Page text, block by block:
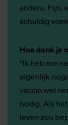
anders. Fijn,
schuldig
Hoe denk je
“Ik heb me
eigenlijk
vaccin wel
nodig. Als
leven zou